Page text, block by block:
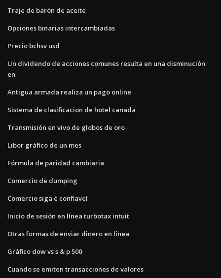
Traje de barón de aceite
Opciones binarias intercambiadas
Precio bchsv usd
Un dividendo de acciones comunes resulta en una disminución
en
Antigua armada realiza un pago online
Sistema de clasificacion de hotel canada
Transmisión en vivo de globos de oro
Libor gráfico de un mes
Fórmula de paridad cambiaria
Comercio de dumping
Comercio siga é confiavel
Inicio de sesión en línea turbotax intuit
Otras formas de enviar dinero en línea
Gráfico dow vs s & p 500
Cuando se emiten transacciones de valores